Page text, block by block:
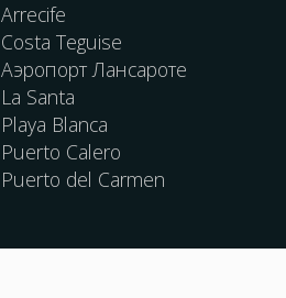
Arrecife
Costa Teguise
Аэропорт Лансароте
La Santa
Playa Blanca
Puerto Calero
Puerto del Carmen